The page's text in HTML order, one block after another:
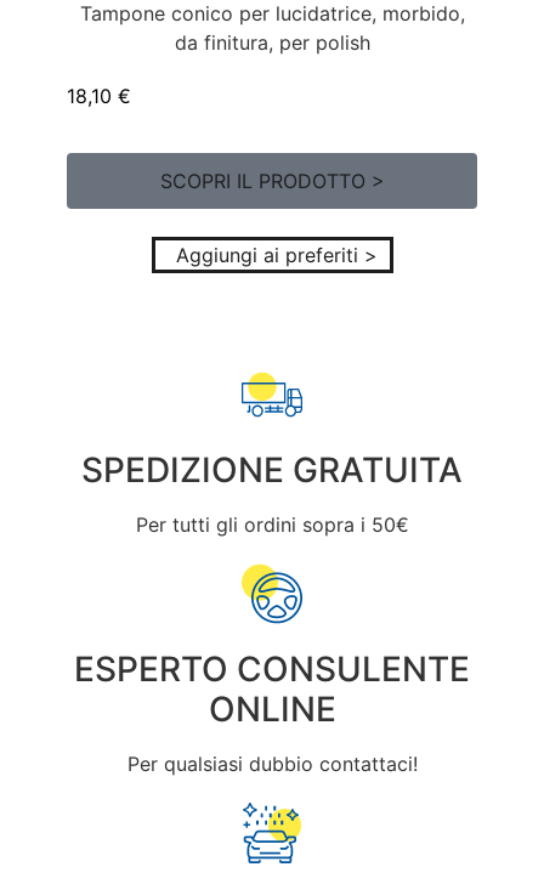
Tampone conico per lucidatrice, morbido,
da finitura, per polish
18,10 €
SCOPRI IL PRODOTTO >
Aggiungi ai preferiti >
SPEDIZIONE GRATUITA
Per tutti gli ordini sopra i 50€
ESPERTO CONSULENTE
ONLINE
Per qualsiasi dubbio contattaci!